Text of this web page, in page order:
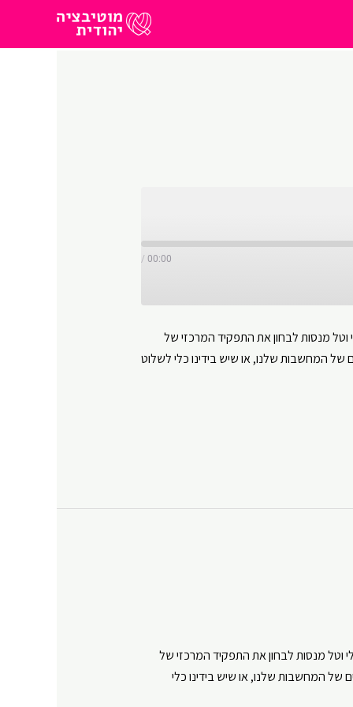
00:00
/
מנסות לבחון את התפקיד המרכזי של
המחשבות שלנו, או שיש בידינו כלי לשלוט
מנסות לבחון את התפקיד המרכזי של
המחשבות שלנו, או שיש בידינו כלי